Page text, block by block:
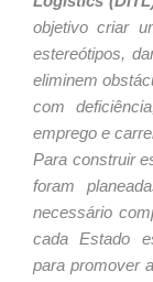
objetivo criar
estereótipos,
eliminem
com
emprego e
Para construir
foram
necessário
cada Estado
para promover